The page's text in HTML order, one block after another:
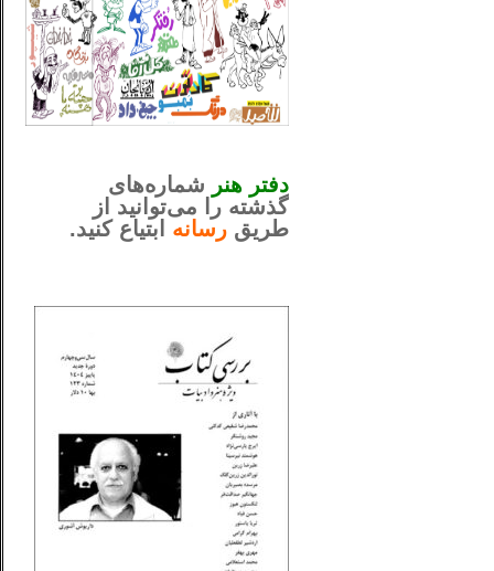
دفتر هنر شماره‌های
گذشته را می‌توانید از
طریق رسانه ابتیاع کنید.